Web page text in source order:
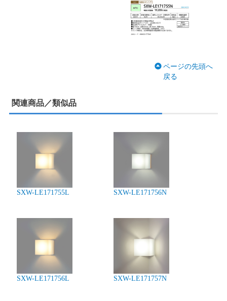
ページの先頭へ
戻る
関連商品／類似品
SXW-LE171755L SXW-LE171756N
SXW-LE171756L SXW-LE171757N